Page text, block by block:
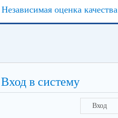
Независимая оценка качества
Вход в систему
Вход